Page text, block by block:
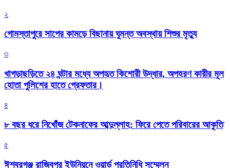
২
গোমস্তাপুরে সাপের কামড়ে বিছানায় ঘুমন্ত অবস্থায় শিশুর মৃত্যু
৩
খাগড়াছড়িতে ২৪ ঘন্টার মধ্যে অপহৃত কিশোরী উদ্ধার, অপহরণ কারীর মূল
হোতা পুলিশের হাতে গ্রেফতার।
৪
৮ বছর ধরে নিখোঁজ টেকনাফের আব্দুল্লাহ: ফিরে পেতে পরিবারের আকুতি
৫
ঈশ্বরগঞ্জ রাজিবপুর ইউনিয়নে ওয়ার্ড প্রতিনিধি সম্মেলন